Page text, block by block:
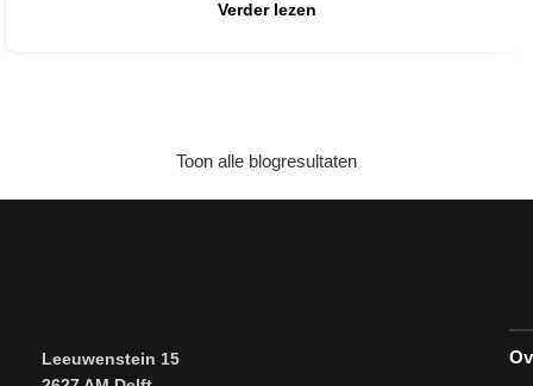
Verder lezen
Toon alle blogresultaten
Leeuwenstein 15